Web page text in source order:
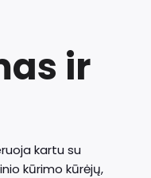
ir
kartu su
kūrimo kūrėjų,